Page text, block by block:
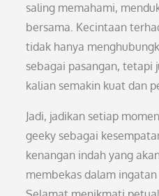
saling memahami,
bersama. Kecintaan
tidak hanya
sebagai pasangan, tetapi
kalian semakin kuat dan
Jadi, jadikan setiap
geeky sebagai
kenangan indah yang
membekas dalam